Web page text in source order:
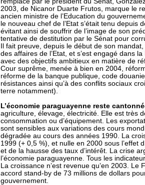
2003, de Nicanor Duarte Frutos, marque le
ancien ministre de l’Education du
le nouveau chef de l’Etat s’était tenu
évitant ainsi de souffrir de l’image de son
tentative de destitution par le Sénat pour
Il fait preuve, depuis le début de son
des affaires de l’Etat, et s’est engagé dans
avec des objectifs ambitieux en matière de
Cour suprême, menée à bien en 2004,
réforme de la banque publique, code
résistances ainsi qu’à des conflits sociaux
terre notamment).
L’économie paraguayenne reste
agriculture, élevage, électricité. Elle est très
consommation ou d’équipement. Les
sont sensibles aux variations des cours
dégradée au cours des années 1990. La
1999 (+ 0,5 %), et nulle en 2000 sous l’effet
et de la hausse des taux d’intérêt. La crise
l’économie paraguayenne. Tous les
La croissance n’est revenue qu’en 2003.
accord stand-by de 73 millions de dollars
gouvernement.